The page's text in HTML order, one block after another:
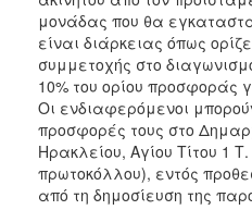
ΔΗΜΟΤΗΣ
ΕΠΙΣΚΕΠΤΗΣ
ΗΡΑΚΛΕΙΟ
μονάδας που θα
είναι διάρκειας όπως
συμμετοχής στο
10% του ορίου προσφοράς
Οι ενδιαφερόμενοι
προσφορές τους στο
Ηρακλείου, Αγίου Τίτου 1
πρωτοκόλλου), εντός
από τη δημοσίευση της